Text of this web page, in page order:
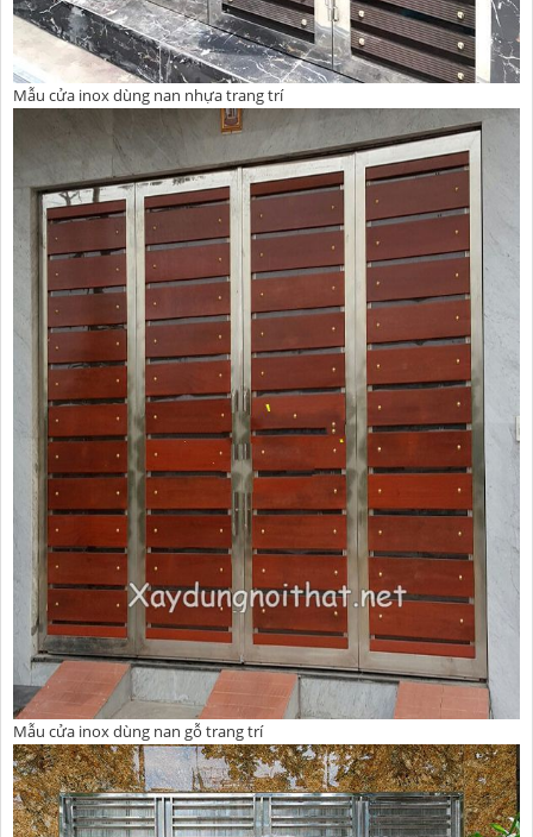
Mẫu cửa inox dùng nan nhựa trang trí
Mẫu cửa inox dùng nan gỗ trang trí